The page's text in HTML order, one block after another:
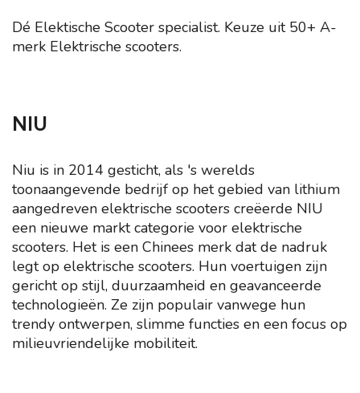
Dé Elektische Scooter specialist. Keuze uit 50+ A-
merk Elektrische scooters.
NIU
Niu is in 2014 gesticht, als 's werelds
toonaangevende bedrijf op het gebied van lithium
aangedreven elektrische scooters creëerde NIU
een nieuwe markt categorie voor elektrische
scooters. Het is een Chinees merk dat de nadruk
legt op elektrische scooters. Hun voertuigen zijn
gericht op stijl, duurzaamheid en geavanceerde
technologieën. Ze zijn populair vanwege hun
trendy ontwerpen, slimme functies en een focus op
milieuvriendelijke mobiliteit.